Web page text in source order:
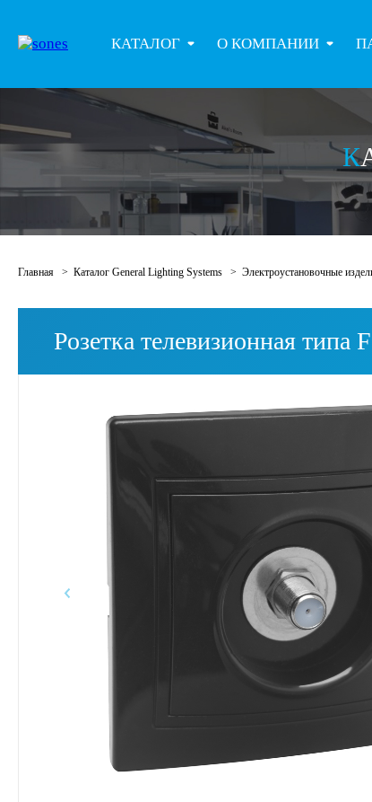
КАТАЛОГ О КОМПАНИИ
Главная Каталог General Lighting Systems Электроустановочные
Розетка телевизионная типа